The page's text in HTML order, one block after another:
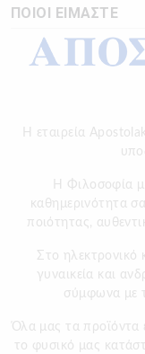
ΠΟΙΟΙ ΕΙΜΑΣΤΕ
Η εταιρεία
H Φιλοσοφία
καθημερινότητα
ποιότητας,
Στο ηλεκτρονικό
γυναικεία και
σύμφωνα με
Όλα μας τα προϊόντα
το φυσικό μας